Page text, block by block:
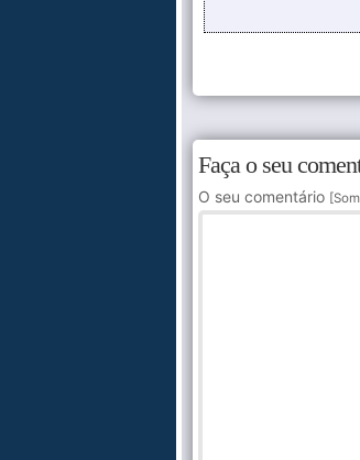
Faça o seu
O seu comentário